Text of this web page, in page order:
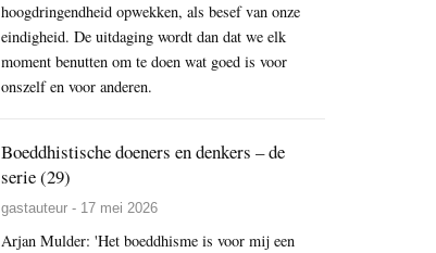
hoogdringendheid opwekken, als besef van onze
eindigheid. De uitdaging wordt dan dat we elk
moment benutten om te doen wat goed is voor
onszelf en voor anderen.
Boeddhistische doeners en denkers – de
serie (29)
gastauteur - 17 mei 2026
Arjan Mulder: 'Het boeddhisme is voor mij een